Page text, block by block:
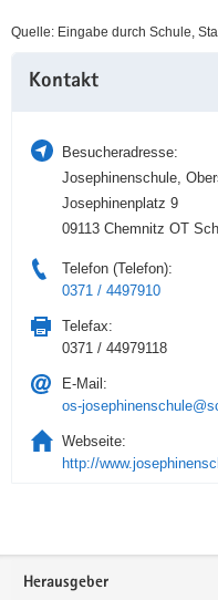
Quelle: Eingabe durch Schule,
Information
Kontakt
Besucheradresse:
Josephinenschule,
Josephinenplatz 9
09113 Chemnitz OT
Telefon (Telefon):
0371 / 4497910
Telefax:
0371 / 44979118
E-Mail:
os-
Webseite:
http://
Service
Herausgeber